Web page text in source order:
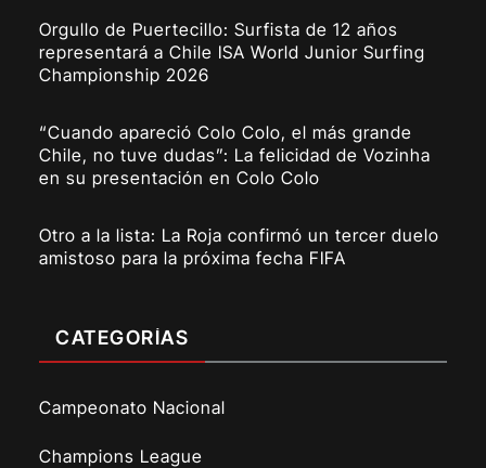
Orgullo de Puertecillo: Surfista de 12 años
representará a Chile ISA World Junior Surfing
Championship 2026
“Cuando apareció Colo Colo, el más grande
Chile, no tuve dudas”: La felicidad de Vozinha
en su presentación en Colo Colo
Otro a la lista: La Roja confirmó un tercer duelo
amistoso para la próxima fecha FIFA
CATEGORÍAS
Campeonato Nacional
Champions League